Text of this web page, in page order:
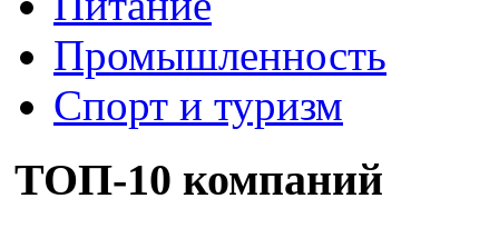
Промышленность
Спорт и туризм
ТОП-10 компаний